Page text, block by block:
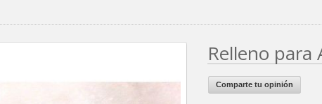
Relleno para
Comparte tu opinión